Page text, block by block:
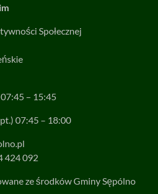
Społecznej
– 15:45
07:45 – 18:00
424 092
ze środków Gminy Sępólno